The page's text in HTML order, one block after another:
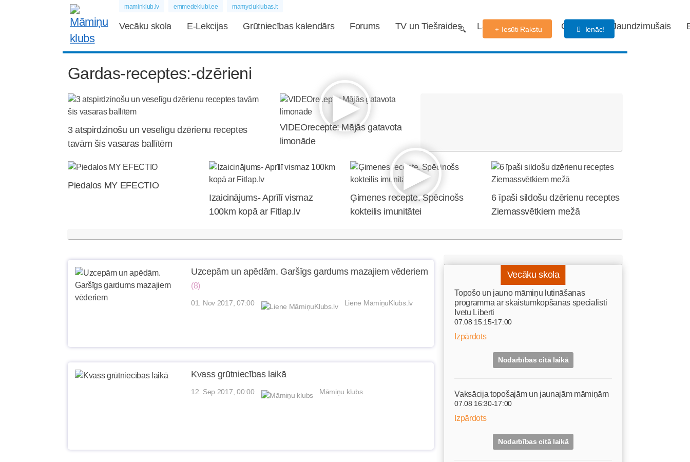
maminklub.lv emmedeklubi.ee mamyciuklubas.lt
Vecāku skola E-Lekcijas Grūtniecības kalendārs Forums TV un Tiešraides Labdarības fonds Gaidības Jaundzimušais
Iesūti Rakstu Ienāc!
Gardas-receptes:-dzērieni
3 atspirdzinošu un veselīgu dzērienu receptes
tavām šīs vasaras ballītēm
VIDEOrecepte: Mājās gatavota
limonāde
Piedalos MY EFECTIO
Izaicinājums- Aprīlī vismaz
100km kopā ar Fitlap.lv
Ģimenes recepte. Spēcinošs
kokteilis imunitātei
6 īpaši sildošu dzērienu receptes
Ziemassvētkiem mežā
Uzcepām un apēdām. Garšīgs gardums mazajiem vēderiem
(8)
01. Nov 2017, 07:00 Liene MāmiņuKlubs.lv
Kvass grūtniecības laikā
12. Sep 2017, 00:00 Māmiņu klubs
Vecāku skola
Topošo un jauno māmiņu lutināšanas
programma ar skaistumkopšanas speciālisti
Ivetu Liberti
07.08 15:15-17:00
Izpārdots
Nodarbības citā laikā
Vaksācija topošajām un jaunajām māmiņām
07.08 16:30-17:00
Izpārdots
Nodarbības citā laikā